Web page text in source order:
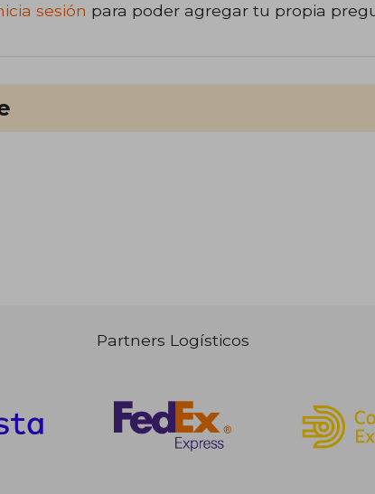
sesión para poder agregar tu propia
Partners Logísticos